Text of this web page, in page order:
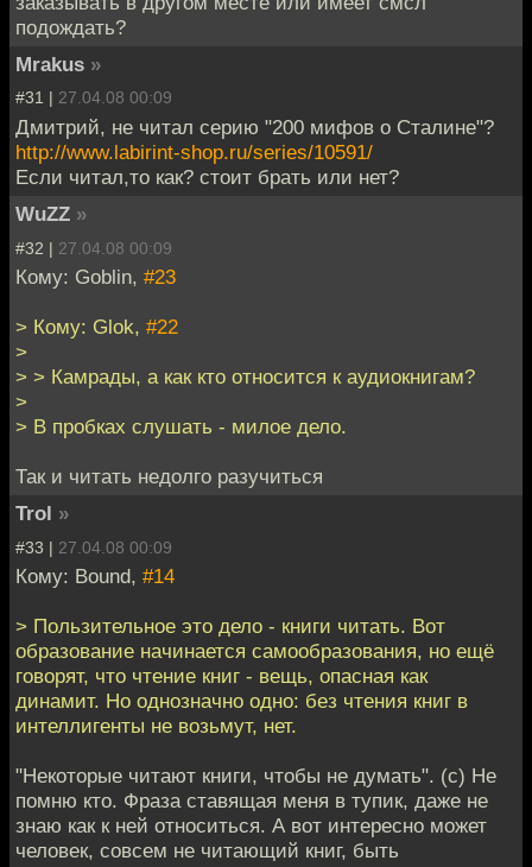
подождать?
Mrakus »
#31 | 27.04.08 00:09
Дмитрий, не читал серию "200 мифов о Сталине"?
http://www.labirint-shop.ru/series/10591/
Если читал,то как? стоит брать или нет?
WuZZ »
#32 | 27.04.08 00:09
Кому: Goblin, #23
> Кому: Glok, #22
>
> > Камрады, а как кто относится к аудиокнигам?
>
> В пробках слушать - милое дело.
Так и читать недолго разучиться
Trol »
#33 | 27.04.08 00:09
Кому: Bound, #14
> Пользительное это дело - книги читать. Вот
образование начинается самообразования, но ещё
говорят, что чтение книг - вещь, опасная как
динамит. Но однозначно одно: без чтения книг в
интеллигенты не возьмут, нет.
"Некоторые читают книги, чтобы не думать". (с) Не
помню кто. Фраза ставящая меня в тупик, даже не
знаю как к ней относиться. А вот интересно может
человек, совсем не читающий книг, быть